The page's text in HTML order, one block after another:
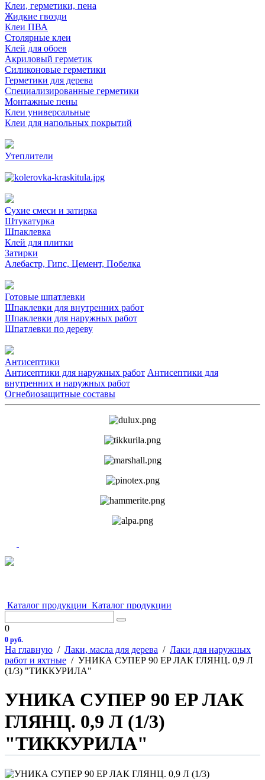
Клеи, герметики, пена
Жидкие гвозди
Клеи ПВА
Столярные клеи
Клей для обоев
Акриловый герметик
Силиконовые герметики
Герметики для дерева
Специализированные герметики
Монтажные пены
Клеи универсальные
Клеи для напольных покрытий
Утеплители
Сухие смеси и затирка
Штукатурка
Шпаклевка
Клей для плитки
Затирки
Алебастр, Гипс, Цемент, Побелка
Готовые шпатлевки
Шпаклевки для внутренних работ
Шпаклевки для наружных работ
Шпатлевки по дереву
Антисептики
Антисептики для наружных работ Антисептики для
внутренних и наружных работ
Огнебиозащитные составы
Каталог продукции Каталог продукции
0
0 руб.
На главную / Лаки, масла для дерева / Лаки для наружных
работ и яхтные / УНИКА СУПЕР 90 EP ЛАК ГЛЯНЦ. 0,9 Л
(1/3) "ТИККУРИЛА"
УНИКА СУПЕР 90 EP ЛАК
ГЛЯНЦ. 0,9 Л (1/3)
"ТИККУРИЛА"